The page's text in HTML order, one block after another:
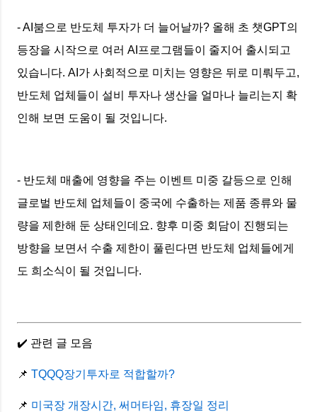
- AI붐으로 반도체 투자가 더 늘어날까? 올해 초 챗GPT의
등장을 시작으로 여러 AI프로그램들이 줄지어 출시되고
있습니다. AI가 사회적으로 미치는 영향은 뒤로 미뤄두고,
반도체 업체들이 설비 투자나 생산을 얼마나 늘리는지 확
인해 보면 도움이 될 것입니다.
- 반도체 매출에 영향을 주는 이벤트 미중 갈등으로 인해
글로벌 반도체 업체들이 중국에 수출하는 제품 종류와 물
량을 제한해 둔 상태인데요. 향후 미중 회담이 진행되는
방향을 보면서 수출 제한이 풀린다면 반도체 업체들에게
도 희소식이 될 것입니다.
✔️ 관련 글 모음
📌 TQQQ장기투자로 적합할까?
📌 미국장 개장시간, 써머타임, 휴장일 정리